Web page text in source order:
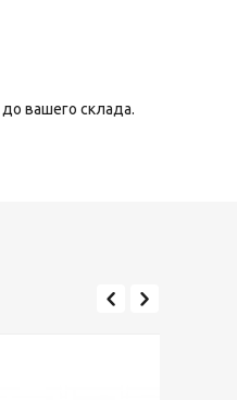
вашего склада.